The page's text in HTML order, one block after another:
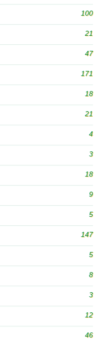
100
21
47
171
18
21
4
3
18
9
5
147
5
8
3
12
46